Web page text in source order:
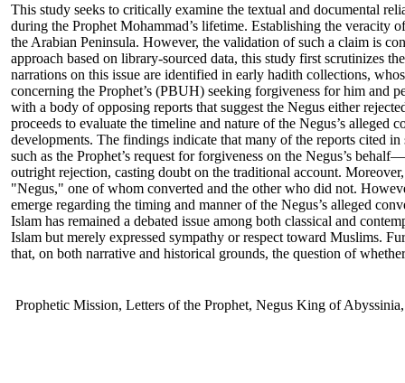
This study seeks to critically examine the textual and documental
during the Prophet Mohammad’s lifetime. Establishing the veracity
the Arabian Peninsula. However, the validation of such a claim is
approach based on library-sourced data, this study first scrutinizes
narrations on this issue are identified in early hadith collections,
concerning the Prophet’s (PBUH) seeking forgiveness for him and
with a body of opposing reports that suggest the Negus either
proceeds to evaluate the timeline and nature of the Negus’s
developments. The findings indicate that many of the reports cited
such as the Prophet’s request for forgiveness on the Negus’s
outright rejection, casting doubt on the traditional account.
"Negus," one of whom converted and the other who did not.
emerge regarding the timing and manner of the Negus’s alleged
Islam has remained a debated issue among both classical and
Islam but merely expressed sympathy or respect toward Muslims.
that, on both narrative and historical grounds, the question of
Prophetic Mission, Letters of the Prophet, Negus King of